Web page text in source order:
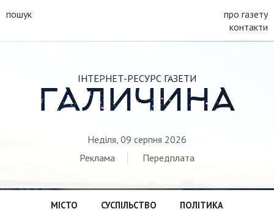
пошук
про газету
контакти
ІНТЕРНЕТ-РЕСУРС ГАЗЕТИ
ГАЛИЧИНА
Неділя, 09 серпня 2026
Реклама
Передплата
МІСТО СУСПІЛЬСТВО
ПОЛІТИКА